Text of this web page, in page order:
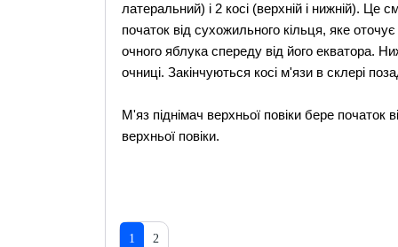
латеральний) і 2 косі (верхній і нижній). Це
початок від сухожильного кільця, яке
очного яблука спереду від його екватора.
очниці. Закінчуються косі м'язи в склері
М'яз піднімач верхньої повіки бере початок
верхньої повіки.
1 2